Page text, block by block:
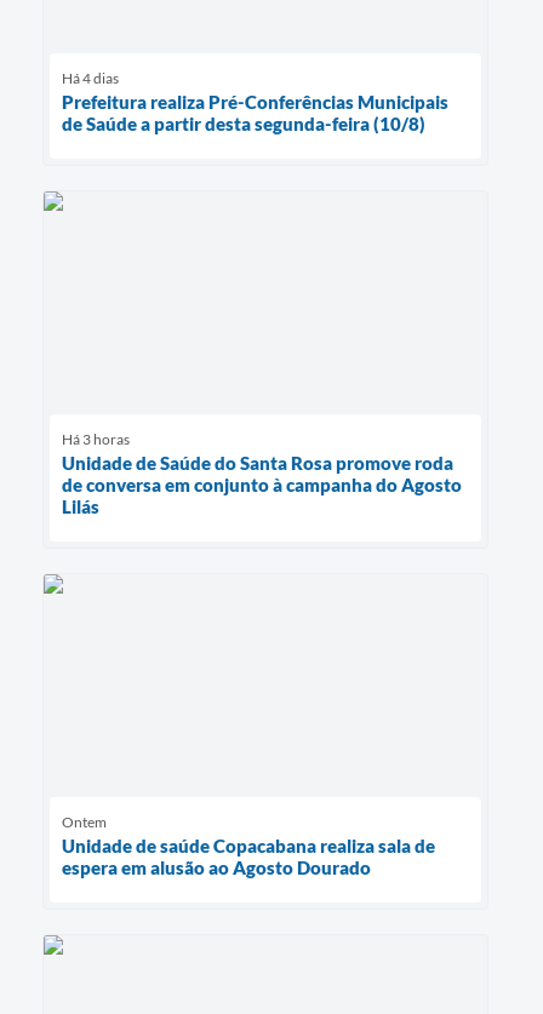
Há 4 dias
Prefeitura realiza Pré-Conferências Municipais
de Saúde a partir desta segunda-feira (10/8)
Há 3 horas
Unidade de Saúde do Santa Rosa promove roda
de conversa em conjunto à campanha do Agosto
Lilás
Ontem
Unidade de saúde Copacabana realiza sala de
espera em alusão ao Agosto Dourado